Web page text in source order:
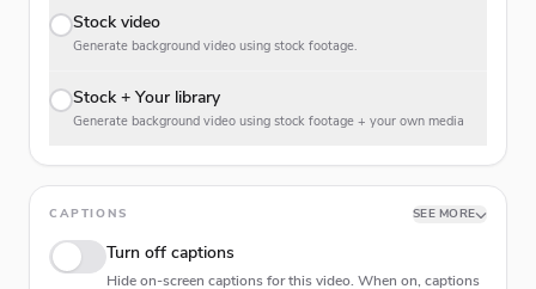
Stock video
Generate background video using stock footage.
Stock + Your library
Generate background video using stock footage + your own media
CAPTIONS SEE MORE
Turn off captions
Hide on-screen captions for this video. When on, captions